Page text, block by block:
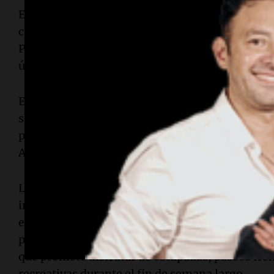
El ambiente se mantendrá fresco durante las
característica típica de junio en
Mar del Platay
Por ello, quienes planeen viajar deberán llevar
últimas horas del día, aunque las tardes serán
Este pronóstico trae buenas noticias para el
semanas de inestabilidad climática, el clima
positivas entre comerciantes, hoteleros y
Atlántica.
La combinación de sol, temperaturas
importantes podría favorecer una afluencia
estos tres días de descanso. Así,Mar del Platay
preparan para recibir a miles de turistas, con
que promete disfrutar de escapadas, paseos